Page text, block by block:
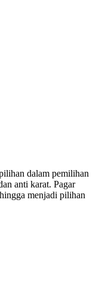
dalam pemilihan
anti karat. Pagar
menjadi pilihan